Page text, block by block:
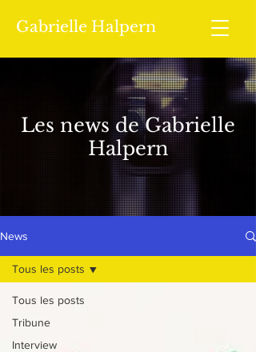
Gabrielle Halpern
Les news de Gabrielle
Halpern
News
Tous les posts
Tribune
Interview
Tous les posts